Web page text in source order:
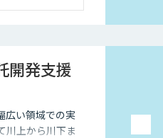
開発支援
広い領域での実
川上から川下ま